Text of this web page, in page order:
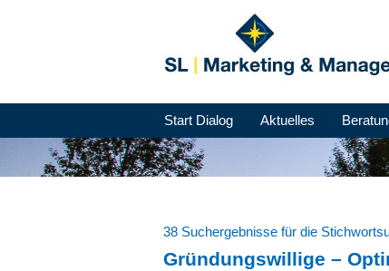
Start Dialog Aktuelles
38 Suchergebnisse für die
Gründungswillige –